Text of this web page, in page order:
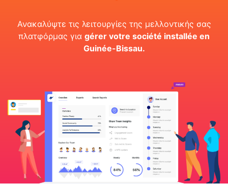
Ανακαλύψτε τις λειτουργίες της μελλοντικής σας
πλατφόρμας για gérer votre société installée en
Guinée-Bissau.